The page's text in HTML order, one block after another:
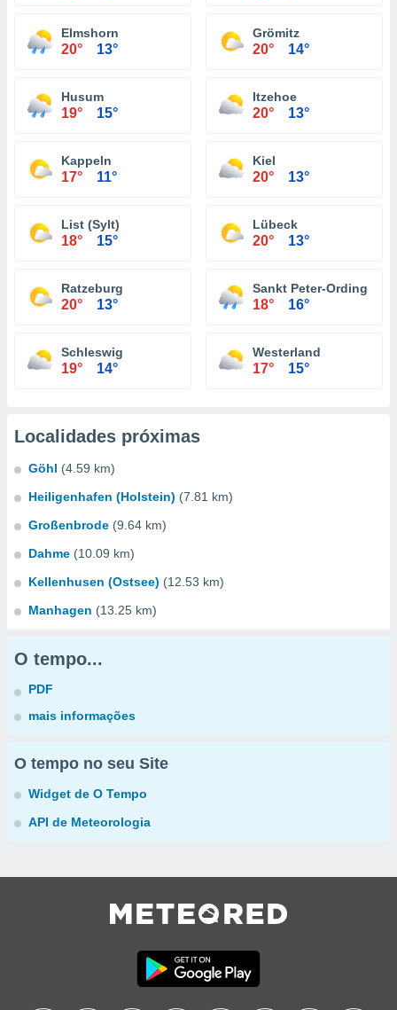
Elmshorn
20° 13°
Grömitz
20° 14°
Husum
19° 15°
Itzehoe
20° 13°
Kappeln
17° 11°
Kiel
20° 13°
List (Sylt)
18° 15°
Lübeck
20° 13°
Ratzeburg
20° 13°
Sankt Peter-Ording
18° 16°
Schleswig
19° 14°
Westerland
17° 15°
Localidades próximas
Göhl (4.59 km)
Heiligenhafen (Holstein) (7.81 km)
Großenbrode (9.64 km)
Dahme (10.09 km)
Kellenhusen (Ostsee) (12.53 km)
Manhagen (13.25 km)
O tempo...
PDF
mais informações
O tempo no seu Site
Widget de O Tempo
API de Meteorologia